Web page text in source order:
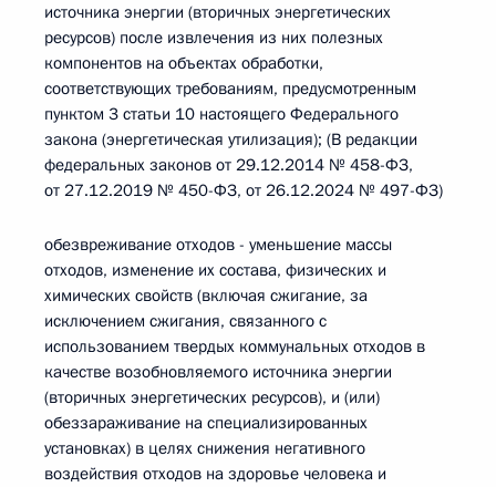
источника энергии (вторичных энергетических
ресурсов) после извлечения из них полезных
компонентов на объектах обработки,
соответствующих требованиям, предусмотренным
пунктом 3 статьи 10 настоящего Федерального
закона (энергетическая утилизация); (В редакции
федеральных законов от 29.12.2014 № 458-ФЗ,
от 27.12.2019 № 450-ФЗ, от 26.12.2024 № 497-ФЗ)
обезвреживание отходов - уменьшение массы
отходов, изменение их состава, физических и
химических свойств (включая сжигание, за
исключением сжигания, связанного с
использованием твердых коммунальных отходов в
качестве возобновляемого источника энергии
(вторичных энергетических ресурсов), и (или)
обеззараживание на специализированных
установках) в целях снижения негативного
воздействия отходов на здоровье человека и